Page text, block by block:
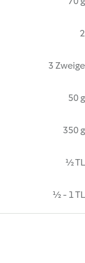
2
3 Zweige
50 g
350 g
½ TL
½ - 1 TL